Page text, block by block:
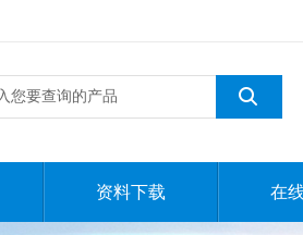
资料下载 在